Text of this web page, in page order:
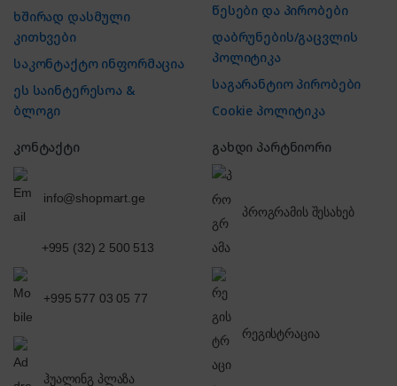
ხშირად დასმული
კითხვები
საკონტაქტო ინფორმაცია
ეს საინტერესოა &
ბლოგი
წესები და პირობები
დაბრუნების/გაცვლის
პოლიტიკა
საგარანტიო პირობები
Cookie პოლიტიკა
კონტაქტი
info@shopmart.ge
+995 (32) 2 500 513
+995 577 03 05 77
ჰუალინგ პლაზა
გახდი პარტნიორი
პროგრამის შესახებ
რეგისტრაცია